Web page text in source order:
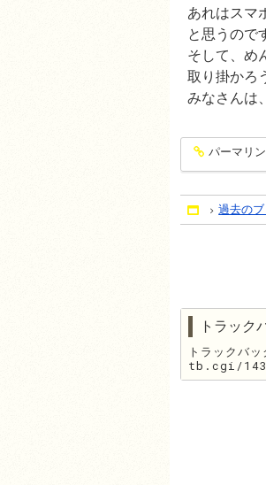
あれはスマ
と思うので
そして、め
取り掛かろ
みなさんは
entry1452
パーマリ
Home
過去の
トラック
トラック
tb.cgi/